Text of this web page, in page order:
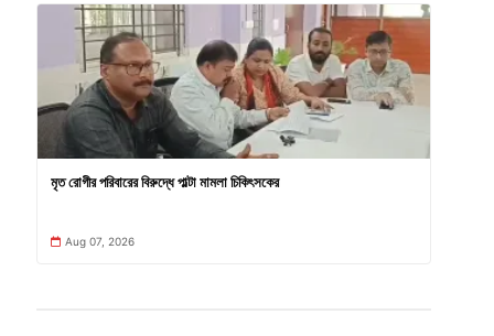
মৃত রোগীর পরিবারের বিরুদ্ধে পাল্টা মামলা চিকিৎসকের
Aug 07, 2026